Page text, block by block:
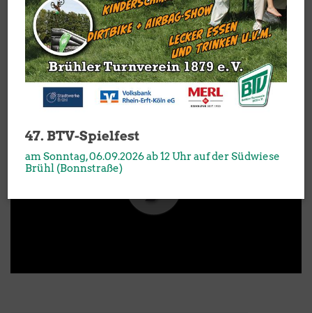
47. BTV-Spielfest
am Sonntag, 06.09.2026 ab 12 Uhr auf der Südwiese
Brühl (Bonnstraße)